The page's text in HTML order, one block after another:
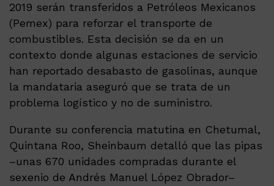
2019 serán transferidos a Petróleos Mexicanos
(Pemex) para reforzar el transporte de
combustibles. Esta decisión se da en un
contexto donde algunas estaciones de servicio
han reportado desabasto de gasolinas, aunque
la mandataria aseguró que se trata de un
problema logístico y no de suministro.
Durante su conferencia matutina en Chetumal,
Quintana Roo, Sheinbaum detalló que las pipas
–unas 670 unidades compradas durante el
sexenio de Andrés Manuel López Obrador–